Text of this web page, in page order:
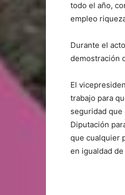
todo el año,
empleo
Durante el
demostración
El
trabajo para
seguridad
Diputación
que cualquier
en igualdad